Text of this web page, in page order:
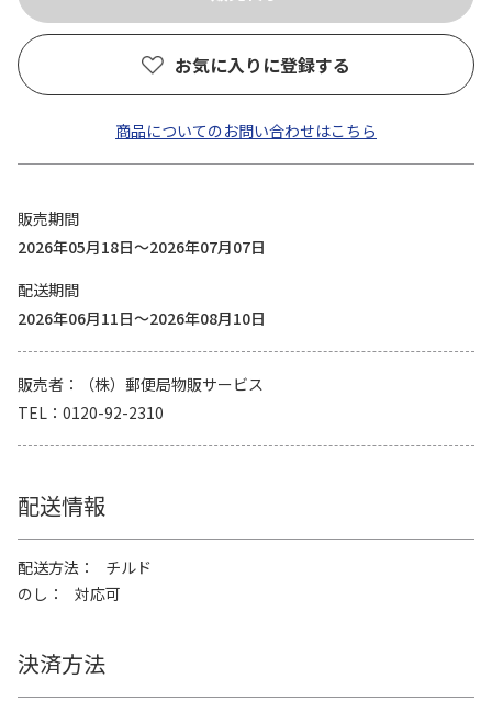
お気に入りに登録する
商品についてのお問い合わせはこちら
販売期間
2026年05月18日～2026年07月07日
配送期間
2026年06月11日～2026年08月10日
販売者
（株）郵便局物販サービス
TEL
0120-92-2310
配送情報
配送方法
チルド
のし
対応可
決済方法